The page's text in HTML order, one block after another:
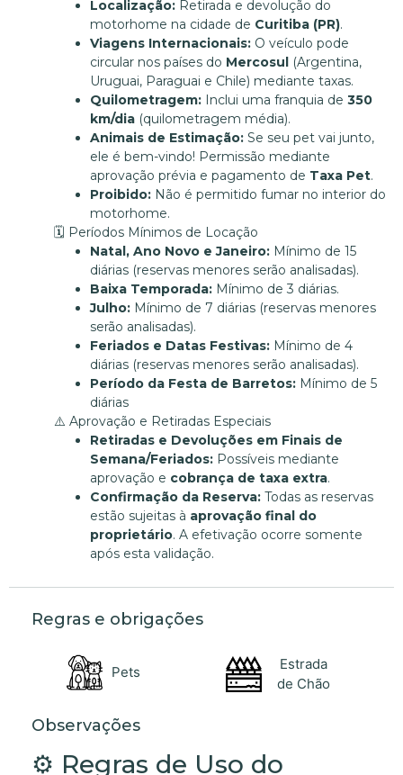
Localização: Retirada e devolução do
motorhome na cidade de Curitiba (PR).
Viagens Internacionais: O veículo pode
circular nos países do Mercosul (Argentina,
Uruguai, Paraguai e Chile) mediante taxas.
Quilometragem: Inclui uma franquia de 350
km/dia (quilometragem média).
Animais de Estimação: Se seu pet vai junto,
ele é bem-vindo! Permissão mediante
aprovação prévia e pagamento de Taxa Pet.
Proibido: Não é permitido fumar no interior do
motorhome.
🗓️ Períodos Mínimos de Locação
Natal, Ano Novo e Janeiro: Mínimo de 15
diárias (reservas menores serão analisadas).
Baixa Temporada: Mínimo de 3 diárias.
Julho: Mínimo de 7 diárias (reservas menores
serão analisadas).
Feriados e Datas Festivas: Mínimo de 4
diárias (reservas menores serão analisadas).
Período da Festa de Barretos: Mínimo de 5
diárias
⚠️ Aprovação e Retiradas Especiais
Retiradas e Devoluções em Finais de
Semana/Feriados: Possíveis mediante
aprovação e cobrança de taxa extra.
Confirmação da Reserva: Todas as reservas
estão sujeitas à aprovação final do
proprietário. A efetivação ocorre somente
após esta validação.
Regras e obrigações
Pets
Estrada
de Chão
Observações
⚙️ Regras de Uso do